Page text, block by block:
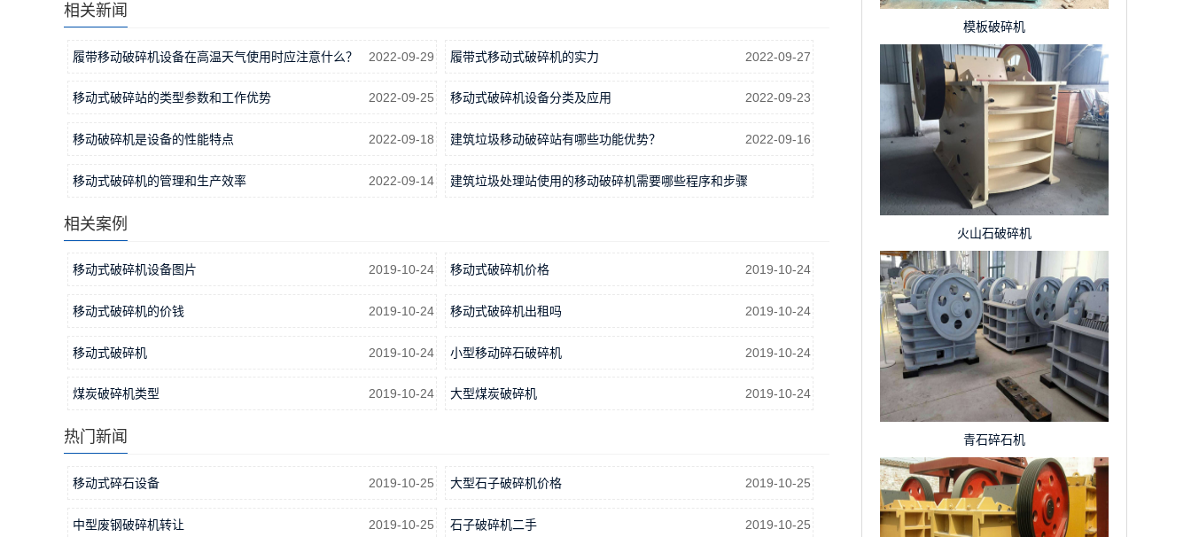
相关新闻
履带移动破碎机设备在高温天气使用时应注意什么？ 2022-09-29 履带式移动式破碎机的实力 2022-09-27
移动式破碎站的类型参数和工作优势 2022-09-25 移动式破碎机设备分类及应用 2022-09-23
移动破碎机是设备的性能特点 2022-09-18 建筑垃圾移动破碎站有哪些功能优势？ 2022-09-16
移动式破碎机的管理和生产效率 2022-09-14 建筑垃圾处理站使用的移动破碎机需要哪些程序和步骤
相关案例
移动式破碎机设备图片 2019-10-24 移动式破碎机价格 2019-10-24
移动式破碎机的价钱 2019-10-24 移动式破碎机出租吗 2019-10-24
移动式破碎机 2019-10-24 小型移动碎石破碎机 2019-10-24
煤炭破碎机类型 2019-10-24 大型煤炭破碎机 2019-10-24
热门新闻
移动式碎石设备 2019-10-25 大型石子破碎机价格 2019-10-25
中型废钢破碎机转让 2019-10-25 石子破碎机二手 2019-10-25
模板破碎机
火山石破碎机
青石碎石机